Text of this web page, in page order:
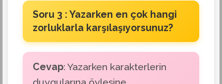
Soru 3 : Yazarken en çok hangi
zorluklarla karşılaşıyorsunuz?
Cevap: Yazarken karakterlerin